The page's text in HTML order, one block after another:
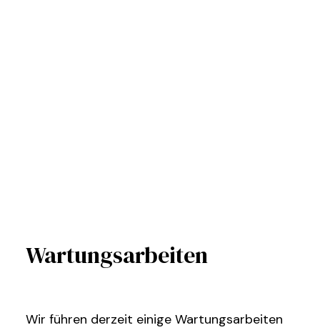
Wartungsarbeiten
Wir führen derzeit einige Wartungsarbeiten